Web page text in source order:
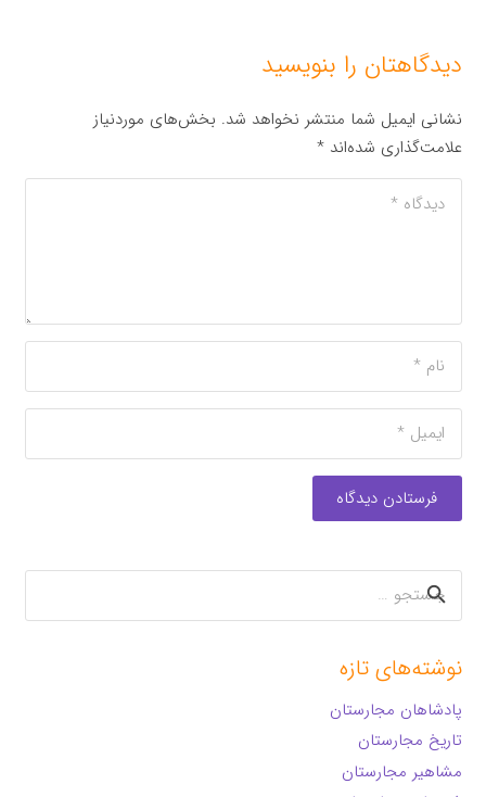
دیدگاهتان را بنویسید
نشانی ایمیل شما منتشر نخواهد شد. بخش‌های موردنیاز
علامت‌گذاری شده‌اند*
فرستادن دیدگاه
جستجو
برای:
نوشته‌های تازه
پادشاهان مجارستان
تاریخ مجارستان
مشاهیر مجارستان